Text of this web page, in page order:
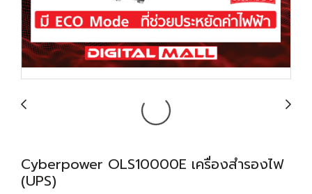
Cyberpower OLS10000E เครื่องสำรองไฟ
(UPS)